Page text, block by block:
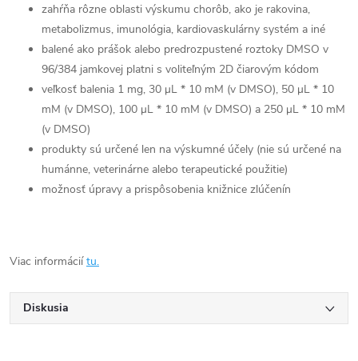
zahŕňa rôzne oblasti výskumu chorôb, ako je rakovina,
metabolizmus, imunológia, kardiovaskulárny systém a iné
balené ako prášok alebo predrozpustené roztoky DMSO v
96/384 jamkovej platni s voliteľným 2D čiarovým kódom
veľkosť balenia 1 mg, 30 μL * 10 mM (v DMSO), 50 μL * 10
mM (v DMSO), 100 μL * 10 mM (v DMSO) a 250 μL * 10 mM
(v DMSO)
produkty sú určené len na výskumné účely (nie sú určené na
humánne, veterinárne alebo terapeutické použitie)
možnosť úpravy a prispôsobenia knižnice zlúčenín
Viac informáciítu.
Diskusia